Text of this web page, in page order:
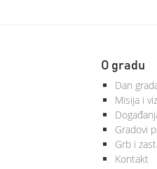
O gradu
Dan
Misija i
Gradovi
Grb i
Kontakt